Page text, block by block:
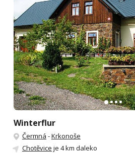
Winterflur
Čermná -Krkonoše
Chotěvice je 4 km daleko